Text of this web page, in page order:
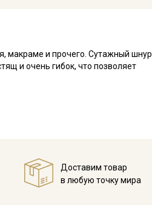
макраме и прочего. Сутажный шнур
и очень гибок, что позволяет
Доставим товар
в любую точку мира